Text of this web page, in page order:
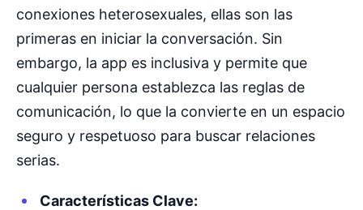
conexiones heterosexuales, ellas son las
primeras en iniciar la conversación. Sin
embargo, la app es inclusiva y permite que
cualquier persona establezca las reglas de
comunicación, lo que la convierte en un espacio
seguro y respetuoso para buscar relaciones
serias.
Características Clave: